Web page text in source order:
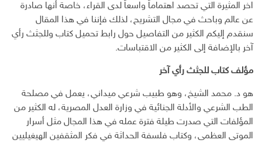
و
ك
ر
ـ
د
ا
س
ت
ي
ا
ر
ن
اخر المثيرة التي تحصد اهتماماً واسعاً لدى القراء، خاصة أنها صادرة
عن عالم وباحث في مجال التشريح، لذلك فإننا في هذا المقال
سنقدم إليكم الكثير من التفاصيل حول رابط تحميل كتاب وللجثث رأي
آخر بالإضافة إلى الكثير من الاقتباسات.
مؤلف كتاب للجثث رأي آخر
هو د. محمد الشيخ، وهو طبيب شرعي ميداني، يعمل في مصلحة
الطب الشرعي والأدلة الجنائية في وزارة العدل المصرية، له الكثير من
المؤلفات التي صدرت طيلة فترة عمله في هذا المجال مثل أسرار
الموتى العظمى، وكتاب فلسفة الحداثة في فكر المثقفين الهيغيليين